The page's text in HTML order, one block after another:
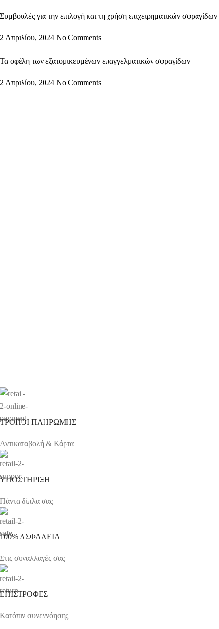
Συμβουλές για την επιλογή και τη χρήση επιχειρηματικών σφραγίδων
2 Απριλίου, 2024 No Comments
Τα οφέλη των εξατομικευμένων επαγγελματικών σφραγίδων
2 Απριλίου, 2024 No Comments
ΤΡΟΠΟΙ ΠΛΗΡΩΜΗΣ
Αντικαταβολή & Κάρτα
ΥΠΟΣΤΗΡΙΞΗ
Πάντα δίπλα σας
100% ΑΣΦΑΛΕΙΑ
Στις συναλλαγές σας
ΕΠΙΣΤΡΟΦΕΣ
Κατόπιν συνεννόησης